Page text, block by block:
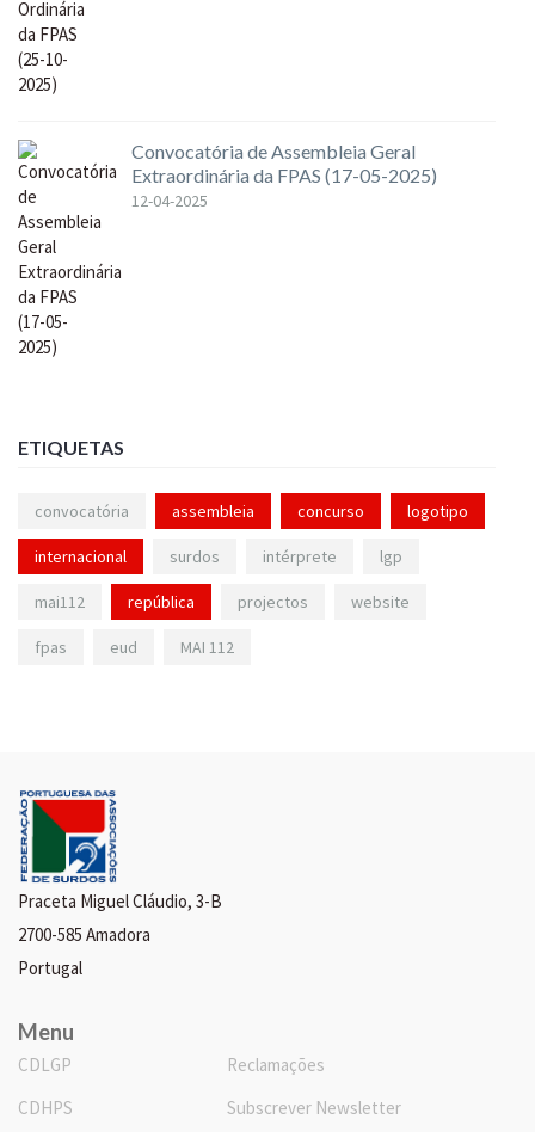
Convocatória de Assembleia Geral
Extraordinária da FPAS (17-05-2025)
12-04-2025
ETIQUETAS
convocatória assembleia concurso logotipo
internacional surdos intérprete lgp
mai112 república projectos website
fpas eud MAI 112
Praceta Miguel Cláudio, 3-B
2700-585 Amadora
Portugal
Menu
CDLGP
CDHPS
Reclamações
Subscrever Newsletter